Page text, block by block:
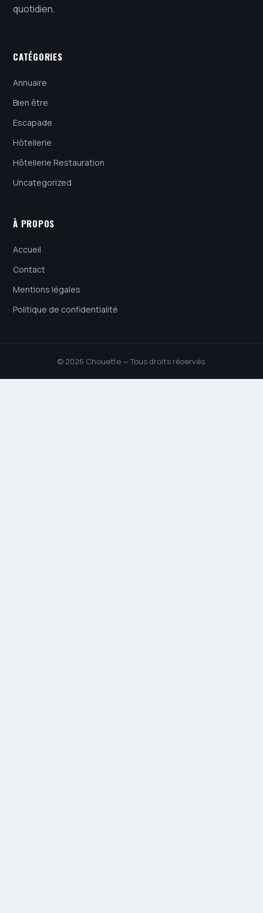
quotidien.
CATÉGORIES
Annuaire
Bien être
Escapade
Hôtellerie
Hôtellerie Restauration
Uncategorized
À PROPOS
Accueil
Contact
Mentions légales
Politique de confidentialité
© 2026 Chouette — Tous droits réservés.